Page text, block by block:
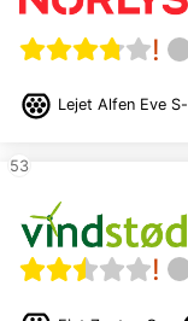
!
Lejet Alfen Eve
53
!